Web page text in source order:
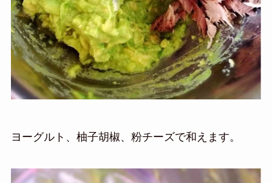
ヨーグルト、柚子胡椒、粉チーズで和えます。